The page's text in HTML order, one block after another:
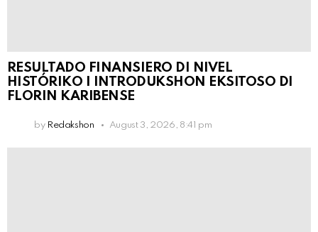
RESULTADO FINANSIERO DI NIVEL
HISTÓRIKO I INTRODUKSHON EKSITOSO DI
FLORIN KARIBENSE
by Redakshon August 3, 2026, 8:41 pm